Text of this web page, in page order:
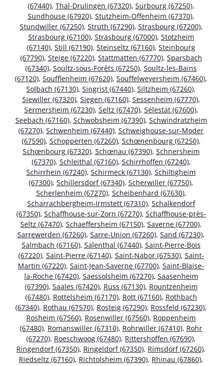
(67440), Thal-Drulingen (67320), Surbourg (67250),
Sundhouse (67920), Stutzheim-Offenheim (67370),
Stundwiller (67250), Struth (67290), Strasbourg (67200),
Strasbourg (67100), Strasbourg (67000), Stotzheim
(67140), Still (67190), Steinseltz (67160), Steinbourg
(67790), Steige (67220), Stattmatten (67770), Sparsbach
(67340), Soultz-sous-Forêts (67250), Soultz-les-Bains
(67120), Soufflenheim (67620), Souffelweyersheim (67460),
Solbach (67130), Singrist (67440), Siltzheim (67260),
Siewiller (67320), Siegen (67160), Sessenheim (67770),
Sermersheim (67230), Seltz (67470), Sélestat (67600),
Seebach (67160), Schwobsheim (67390), Schwindratzheim
(67270), Schwenheim (67440), Schweighouse-sur-Moder
(67590), Schopperten (67260), Schœnenbourg (67250),
Schœnbourg (67320), Schœnau (67390), Schnersheim
(67370), Schleithal (67160), Schirrhoffen (67240),
Schirrhein (67240), Schirmeck (67130), Schiltigheim
(67300), Schillersdorf (67340), Scherwiller (67750),
Scherlenheim (67270), Scheibenhard (67630),
Scharrachbergheim-Irmstett (67310), Schalkendorf
(67350), Schaffhouse-sur-Zorn (67270), Schaffhouse-près-
Seltz (67470), Schaeffersheim (67150), Saverne (67700),
Sarrewerden (67260), Sarre-Union (67260), Sand (67230),
Salmbach (67160), Salenthal (67440), Saint-Pierre-Bois
(67220), Saint-Pierre (67140), Saint-Nabor (67530), Saint-
Martin (67220), Saint-Jean-Saverne (67700), Saint-Blaise-
la-Roche (67420), Saessolsheim (67270), Saasenheim
(67390), Saales (67420), Russ (67130), Rountzenheim
(67480), Rottelsheim (67170), Rott (67160), Rothbach
(67340), Rothau (67570), Rosteig (67290), Rossfeld (67230),
Rosheim (67560), Rosenwiller (67560), Roppenheim
(67480), Romanswiller (67310), Rohrwiller (67410), Rohr
(67270), Roeschwoog (67480), Rittershoffen (67690),
Ringendorf (67350), Ringeldorf (67350), Rimsdorf (67260),
Riedseltz (67160), Richtolsheim (67390), Rhinau (67860),